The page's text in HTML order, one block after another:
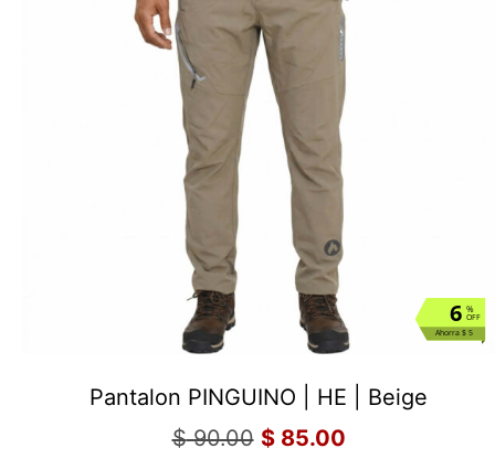
%
OFF
6
Ahorra $ 5
Pantalon PINGUINO | HE | Beige
$90.00 $85.00